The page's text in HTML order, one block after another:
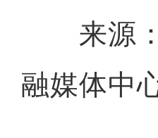
来源：
融媒体中